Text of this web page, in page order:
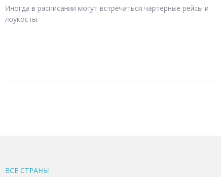
Иногда в расписании могут встречаться чартерные рейсы и
лоукосты.
ВСЕ CТРАНЫ